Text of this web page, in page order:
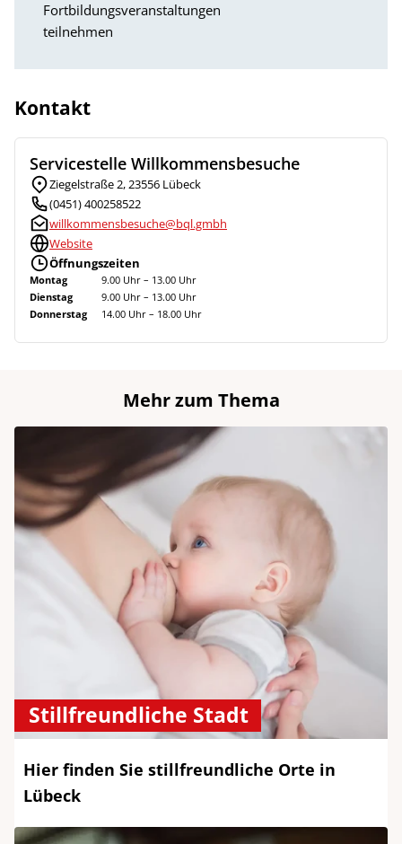
Fortbildungsveranstaltungen
teilnehmen
Kontakt
Servicestelle Willkommensbesuche
Ziegelstraße 2, 23556 Lübeck
(0451) 400258522
willkommensbesuche@bql.gmbh
Website
Öffnungszeiten
Montag
9.00 Uhr – 13.00 Uhr
Dienstag
9.00 Uhr – 13.00 Uhr
Donnerstag
14.00 Uhr – 18.00 Uhr
Mehr zum Thema
Stillfreundliche Stadt
Hier finden Sie stillfreundliche Orte in
Lübeck